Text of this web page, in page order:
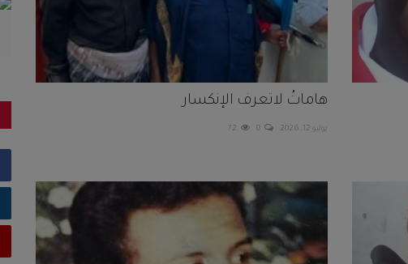
هاماتُ لاتعرف الإنكسار
يوليو 12, 2026 0
72